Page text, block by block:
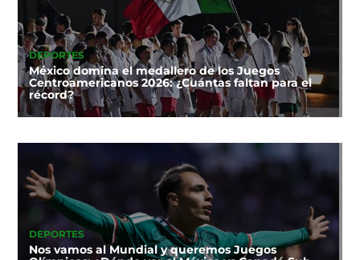
DEPORTES
México domina el medallero de los Juegos
Centroamericanos 2026: ¿Cuántas faltan para el
récord?
DEPORTES
Nos vamos al Mundial y queremos Juegos